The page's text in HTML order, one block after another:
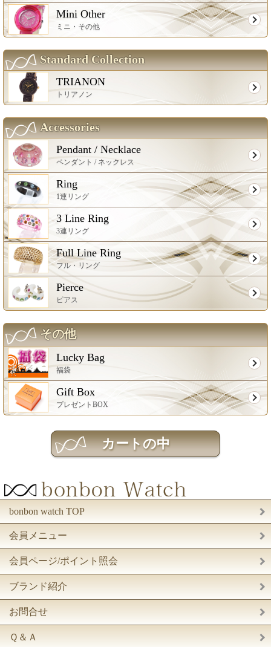
Mini Other
ミニ・その他
Standard Collection
TRIANON
トリアノン
Accessories
Pendant / Necklace
ペンダント / ネックレス
Ring
1連リング
3 Line Ring
3連リング
Full Line Ring
フル・リング
Pierce
ピアス
その他
Lucky Bag
福袋
Gift Box
プレゼントBOX
bonbon watch TOP
会員メニュー
会員ページ/ポイント照会
ブランド紹介
お問合せ
Ｑ＆Ａ